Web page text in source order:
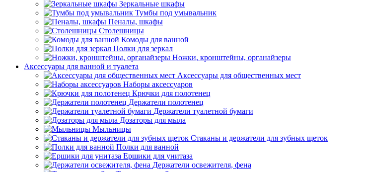
Зеркальные шкафы
Тумбы под умывальник
Пеналы, шкафы
Столешницы
Комоды для ванной
Полки для зеркал
Ножки, кронштейны, органайзеры
Аксессуары для ванной и туалета
Аксессуары для общественных мест
Наборы аксессуаров
Крючки для полотенец
Держатели полотенец
Держатели туалетной бумаги
Дозаторы для мыла
Мыльницы
Стаканы и держатели для зубных щеток
Полки для ванной
Ершики для унитаза
Держатели освежителя, фена